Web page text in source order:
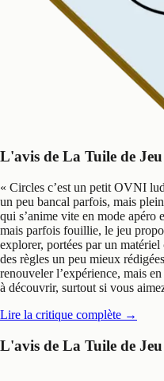
L'avis de La Tuile de Jeu
« Circles c’est un petit OVNI
un peu bancal parfois, mais
qui s’anime vite en mode apéro
mais parfois fouillie, le jeu
explorer, portées par un
des règles un peu mieux
renouveler l’expérience, mais
à découvrir, surtout si vous
Lire la critique complète →
L'avis de La Tuile de Jeu